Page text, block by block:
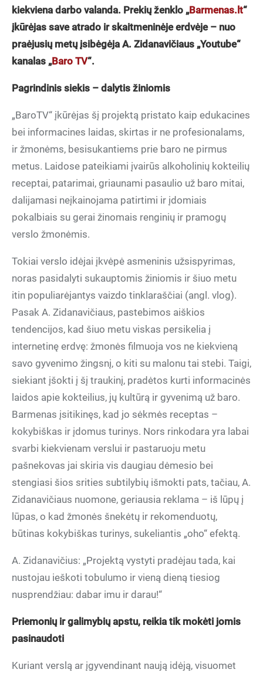
kiekviena darbo valanda. Prekių ženklo „Barmenas.lt“
įkūrėjas save atrado ir skaitmeninėje erdvėje – nuo
praėjusių metų įsibėgėja A. Zidanavičiaus „Youtube“
kanalas „Baro TV“.
Pagrindinis siekis – dalytis žiniomis
„BaroTV“ įkūrėjas šį projektą pristato kaip edukacines
bei informacines laidas, skirtas ir ne profesionalams,
ir žmonėms, besisukantiems prie baro ne pirmus
metus. Laidose pateikiami įvairūs alkoholinių kokteilių
receptai, patarimai, griaunami pasaulio už baro mitai,
dalijamasi neįkainojama patirtimi ir įdomiais
pokalbiais su gerai žinomais renginių ir pramogų
verslo žmonėmis.
Tokiai verslo idėjai įkvėpė asmeninis užsispyrimas,
noras pasidalyti sukauptomis žiniomis ir šiuo metu
itin populiarėjantys vaizdo tinklaraščiai (angl. vlog).
Pasak A. Zidanavičiaus, pastebimos aiškios
tendencijos, kad šiuo metu viskas persikelia į
internetinę erdvę: žmonės filmuoja vos ne kiekvieną
savo gyvenimo žingsnį, o kiti su malonu tai stebi. Taigi,
siekiant įšokti į šį traukinį, pradėtos kurti informacinės
laidos apie kokteilius, jų kultūrą ir gyvenimą už baro.
Barmenas įsitikinęs, kad jo sėkmės receptas –
kokybiškas ir įdomus turinys. Nors rinkodara yra labai
svarbi kiekvienam verslui ir pastaruoju metu
pašnekovas jai skiria vis daugiau dėmesio bei
stengiasi šios srities subtilybių išmokti pats, tačiau, A.
Zidanavičiaus nuomone, geriausia reklama – iš lūpų į
lūpas, o kad žmonės šnekėtų ir rekomenduotų,
būtinas kokybiškas turinys, sukeliantis „oho“ efektą.
A. Zidanavičius: „Projektą vystyti pradėjau tada, kai
nustojau ieškoti tobulumo ir vieną dieną tiesiog
nusprendžiau: dabar imu ir darau!“
Priemonių ir galimybių apstu, reikia tik mokėti jomis
pasinaudoti
Kuriant verslą ar įgyvendinant naują idėją, visuomet